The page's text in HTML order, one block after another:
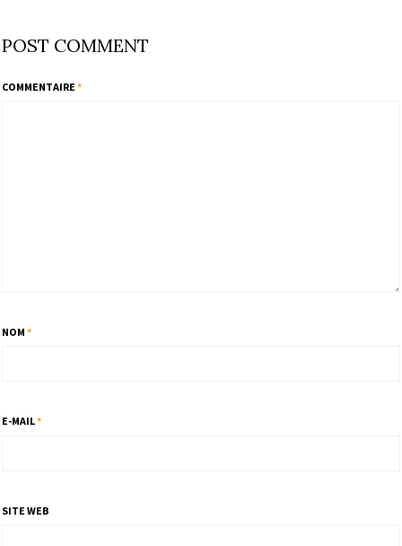
POST COMMENT
COMMENTAIRE *
NOM *
E-MAIL*
SITE WEB